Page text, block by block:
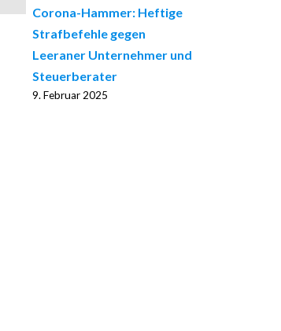
Corona-Hammer: Heftige
Strafbefehle gegen
Leeraner Unternehmer und
Steuerberater
9. Februar 2025